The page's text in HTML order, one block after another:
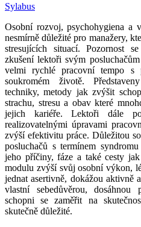
Sylabus
Osobní rozvoj, psychohygiena a
nesmírně důležité pro manažery,
stresujících situací. Pozornost
zkušení lektoři svým
velmi rychlé pracovní tempo s
soukromém životě.
techniky, metody jak zvýšit
strachu, stresu a obav které
jejich kariéře. Lektoři dále
realizovatelnými úpravami
zvýší efektivitu práce. Důležitou
posluchačů s termínem
jeho příčiny, fáze a také cesty
modulu zvýší svůj osobní výkon,
jednat asertivně, dokážou aktivně
vlastní sebedůvěrou, dosáhnou
schopni se zaměřit na
skutečně důležité.